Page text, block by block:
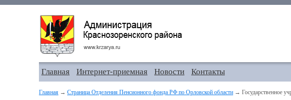
Главная Интернет-приемная Новости Контакты
Главная → Страница Отделения Пенсионного фонда РФ по Орловской области → Государственное